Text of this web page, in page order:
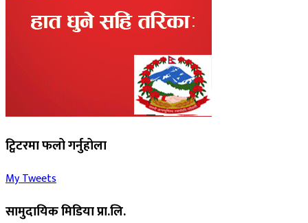
ट्विटरमा फलो गर्नुहोला
My Tweets
सामुदायिक मिडिया प्रा.लि.